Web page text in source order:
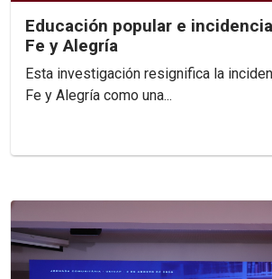
Educación popular e
Fe y Alegría
Esta investigación resignifica la
Fe y Alegría como una...